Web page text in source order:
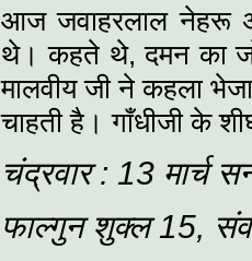
आज जवाहरलाल नेहरू
थे। कहते थे, दमन का
मालवीय जी ने कहला
चाहती है। गाँधीजी के
चंद्रवार : 13 मार्च
फाल्‍गुन शुक्‍ल 15,